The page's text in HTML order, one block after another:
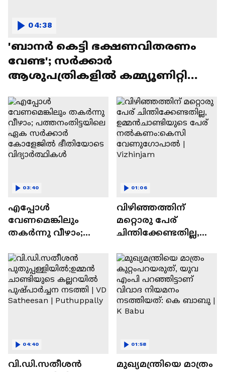
'ബാനർ കെട്ടി ഭക്ഷണവിതരണം
വേണ്ട'; സർക്കാർ
ആശുപത്രികളിൽ കമ്മ്യൂണിറ്റി
04:38
എപ്പോൾ
വേണമെങ്കിലും
തകർന്നു വീഴാം;
ഏക സർക്കാർ
കോളേജിൽ
ഭീതിയോടെ
വിദ്യാർത്ഥികൾ
03:40
വിഴിഞ്ഞത്തിന്
മറ്റൊരു പേര്
ചിന്തിക്കേണ്ടതില്ല,
പേര്
നൽകണം:കെസി
വേണുഗോപാൽ |
Vizhinjam
01:06
വി.ഡി.സതീശൻ
04:40
മുഖ്യമന്ത്രിയെ മാത്രം
01:58